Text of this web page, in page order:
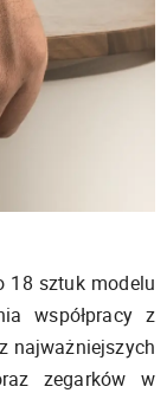
18 sztuk modelu
współpracy z
najważniejszych
zegarków w